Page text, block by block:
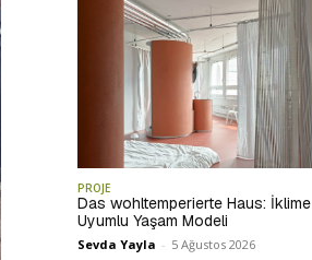
PROJE
Das wohltemperierte Haus: İklime
Uyumlu Yaşam Modeli
Sevda Yayla - 5 Ağustos 2026